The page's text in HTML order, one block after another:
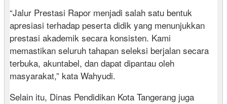
“Jalur Prestasi Rapor menjadi salah satu bentuk
apresiasi terhadap peserta didik yang menunjukkan
prestasi akademik secara konsisten. Kami
memastikan seluruh tahapan seleksi berjalan secara
terbuka, akuntabel, dan dapat dipantau oleh
masyarakat,” kata Wahyudi.
Selain itu, Dinas Pendidikan Kota Tangerang juga